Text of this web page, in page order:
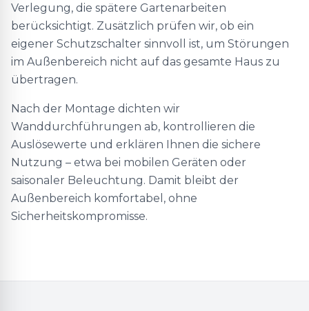
Verlegung, die spätere Gartenarbeiten
berücksichtigt. Zusätzlich prüfen wir, ob ein
eigener Schutzschalter sinnvoll ist, um Störungen
im Außenbereich nicht auf das gesamte Haus zu
übertragen.
Nach der Montage dichten wir
Wanddurchführungen ab, kontrollieren die
Auslösewerte und erklären Ihnen die sichere
Nutzung – etwa bei mobilen Geräten oder
saisonaler Beleuchtung. Damit bleibt der
Außenbereich komfortabel, ohne
Sicherheitskompromisse.